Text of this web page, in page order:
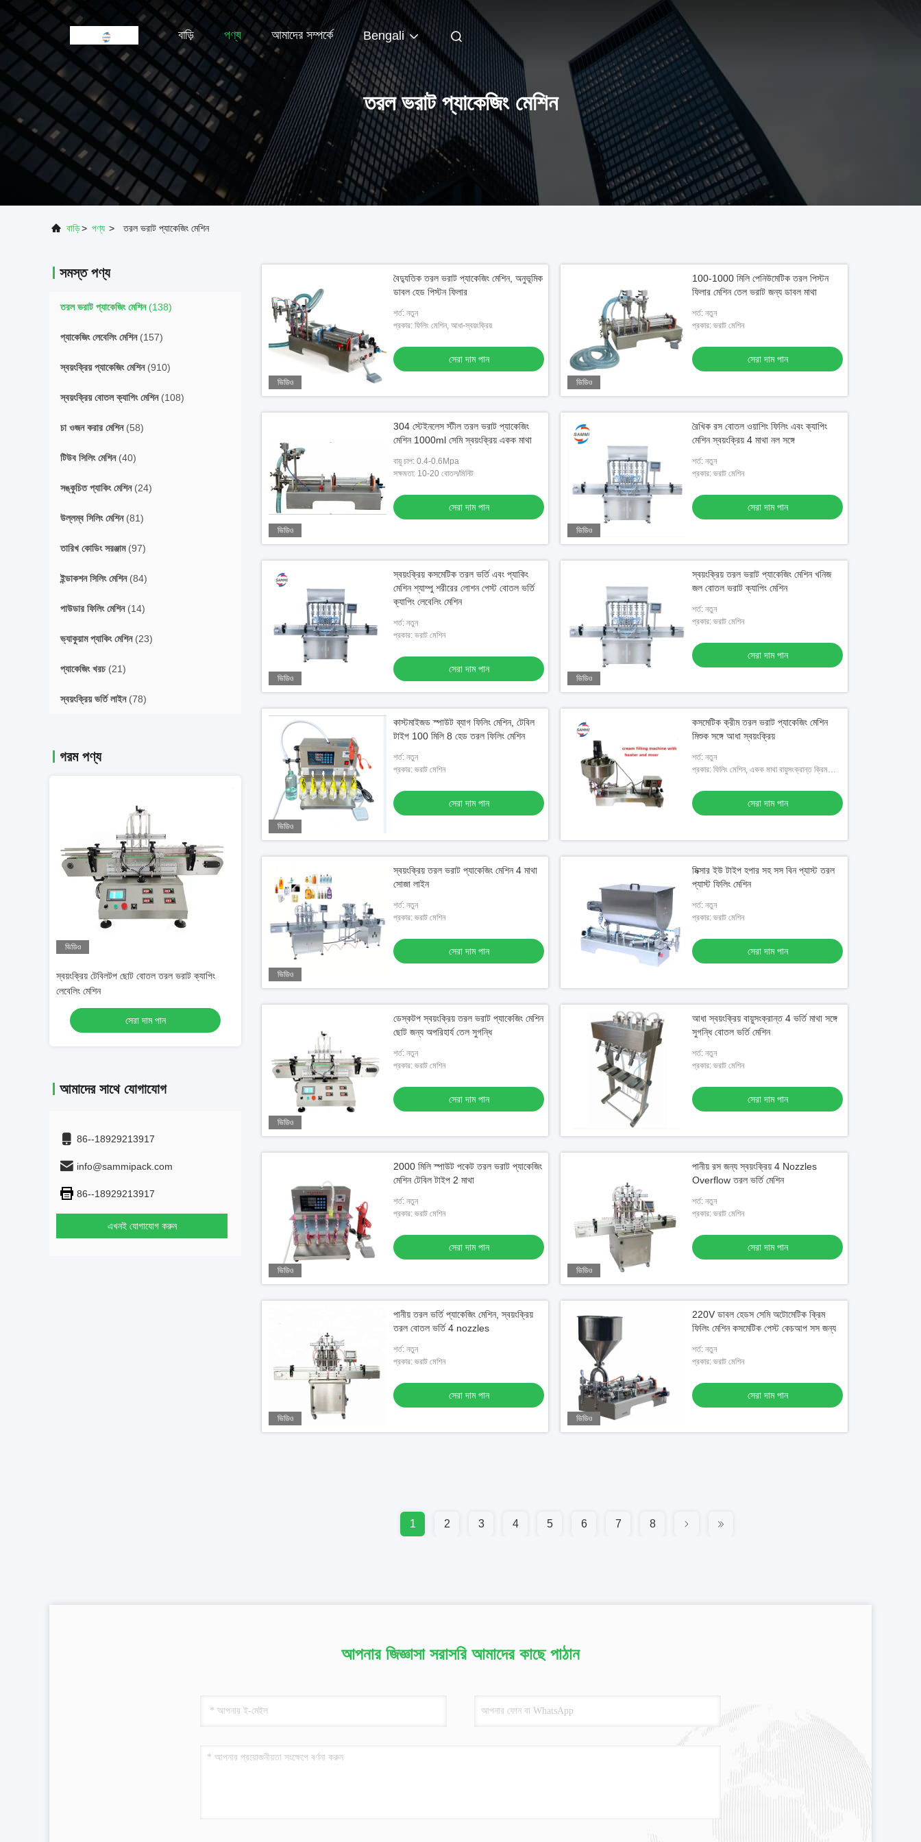
বাড়ি পণ্য আমাদের সম্পর্কে Bengali
তরল ভরাট প্যাকেজিং মেশিন
বাড়ি> পণ্য > তরল ভরাট প্যাকেজিং মেশিন
সমস্ত পণ্য
তরল ভরাট প্যাকেজিং মেশিন(138)
প্যাকেজিং লেবেলিং মেশিন(157)
স্বয়ংক্রিয় প্যাকেজিং মেশিন(910)
স্বয়ংক্রিয় বোতল ক্যাপিং মেশিন(108)
চা ওজন করার মেশিন(58)
টিউব সিলিং মেশিন(40)
সঙ্কুচিত প্যাকিং মেশিন(24)
উল্লম্ব সিলিং মেশিন(81)
তারিখ কোডিং সরঞ্জাম(97)
ইন্ডাকশন সিলিং মেশিন(84)
পাউডার ফিলিং মেশিন(14)
ভ্যাকুয়াম প্যাকিং মেশিন(23)
প্যাকেজিং খরচ(21)
স্বয়ংক্রিয় ভর্তি লাইন(78)
গরম পণ্য
ভিডিও
স্বয়ংক্রিয় টেবিলটপ ছোট বোতল তরল ভরাট ক্যাপিং
লেবেলিং মেশিন
সেরা দাম পান
4 নজল তরল ভর্তি মেশিন স্বয়ংক্রিয় ওভারফ্লো তরল
বোতল ভর্তি
অটোমেটিক ক্রিম ফিলার
সেরা দাম পান
ভিডিও
রস
সেরা দাম পান
আমাদের সাথে যোগাযোগ
86--18929213917
info@sammipack.com
86--18929213917
এখনই যোগাযোগ করুন
ভিডিও
বৈদ্যুতিক তরল ভরাট প্যাকেজিং মেশিন, অনুভূমিক
ডাবল হেড পিস্টন ফিলার
শর্ত: নতুন
প্রকার: ফিলিং মেশিন, আধা-স্বয়ংক্রিয়
সেরা দাম পান
ভিডিও
100-1000 মিলি পেনিউমেটিক তরল পিস্টন
ফিলার মেশিন তেল ভরাট জন্য ডাবল মাথা
শর্ত: নতুন
প্রকার: ভরাট মেশিন
সেরা দাম পান
ভিডিও
304 স্টেইনলেস স্টীল তরল ভরাট প্যাকেজিং
মেশিন 1000ml সেমি স্বয়ংক্রিয় একক মাথা
বায়ু চাপ: 0.4-0.6Mpa
সক্ষমতা: 10-20 বোতল/মিনিট
সেরা দাম পান
ভিডিও
রৈখিক রস বোতল ওয়াশিং ফিলিং এবং ক্যাপিং
মেশিন স্বয়ংক্রিয় 4 মাথা নল সঙ্গে
শর্ত: নতুন
প্রকার: ভরাট মেশিন
সেরা দাম পান
ভিডিও
স্বয়ংক্রিয় কসমেটিক তরল ভর্তি এবং প্যাকিং
মেশিন শ্যাম্পু শরীরের লোশন পেস্ট বোতল ভর্তি
ক্যাপিং লেবেলিং মেশিন
শর্ত: নতুন
প্রকার: ভরাট মেশিন
সেরা দাম পান
ভিডিও
স্বয়ংক্রিয় তরল ভরাট প্যাকেজিং মেশিন খনিজ
জল বোতল ভরাট ক্যাপিং মেশিন
শর্ত: নতুন
প্রকার: ভরাট মেশিন
সেরা দাম পান
ভিডিও
কাস্টমাইজড স্পাউট ব্যাগ ফিলিং মেশিন, টেবিল
টাইপ 100 মিলি 8 হেড তরল ফিলিং মেশিন
শর্ত: নতুন
প্রকার: ভরাট মেশিন
সেরা দাম পান
কসমেটিক ক্রীম তরল ভরাট প্যাকেজিং মেশিন
মিশুক সঙ্গে আধা স্বয়ংক্রিয়
শর্ত: নতুন
প্রকার: ফিলিং মেশিন, একক মাথা বায়ুসংক্রান্ত ক্রিম
সেরা দাম পান
ভিডিও
স্বয়ংক্রিয় তরল ভরাট প্যাকেজিং মেশিন 4 মাথা
সোজা লাইন
শর্ত: নতুন
প্রকার: ভরাট মেশিন
সেরা দাম পান
মিক্সার ইউ টাইপ হপার সহ সস বিন প্যাস্ট তরল
প্যাস্ট ফিলিং মেশিন
শর্ত: নতুন
প্রকার: ভরাট মেশিন
সেরা দাম পান
ভিডিও
ডেস্কটপ স্বয়ংক্রিয় তরল ভরাট প্যাকেজিং মেশিন
ছোট জন্য অপরিহার্য তেল সুগন্ধি
শর্ত: নতুন
প্রকার: ভরাট মেশিন
সেরা দাম পান
আধা স্বয়ংক্রিয় বায়ুসংক্রান্ত 4 ভর্তি মাথা সঙ্গে
সুগন্ধি বোতল ভর্তি মেশিন
শর্ত: নতুন
প্রকার: ভরাট মেশিন
সেরা দাম পান
ভিডিও
2000 মিলি স্পাউট পকেট তরল ভরাট প্যাকেজিং
মেশিন টেবিল টাইপ 2 মাথা
শর্ত: নতুন
প্রকার: ভরাট মেশিন
সেরা দাম পান
ভিডিও
পানীয় রস জন্য স্বয়ংক্রিয় 4 Nozzles
Overflow তরল ভর্তি মেশিন
শর্ত: নতুন
প্রকার: ভরাট মেশিন
সেরা দাম পান
ভিডিও
পানীয় তরল ভর্তি প্যাকেজিং মেশিন, স্বয়ংক্রিয়
তরল বোতল ভর্তি 4 nozzles
শর্ত: নতুন
প্রকার: ভরাট মেশিন
সেরা দাম পান
ভিডিও
220V ডাবল হেডস সেমি অটোমেটিক ক্রিম
ফিলিং মেশিন কসমেটিক পেস্ট কেচআপ সস জন্য
শর্ত: নতুন
প্রকার: ভরাট মেশিন
সেরা দাম পান
1 2 3 4 5 6 7 8
আপনার জিজ্ঞাসা সরাসরি আমাদের কাছে পাঠান